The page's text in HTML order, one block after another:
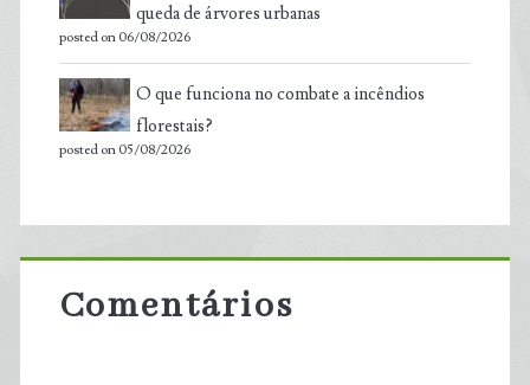
queda de árvores urbanas
posted on 06/08/2026
O que funciona no combate a incêndios
florestais?
posted on 05/08/2026
Comentários